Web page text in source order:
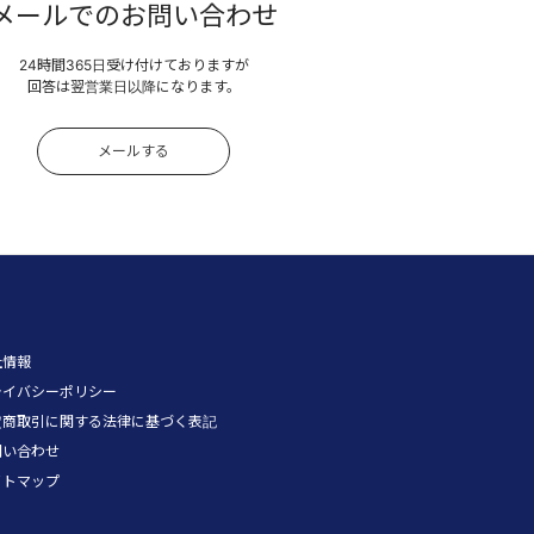
ールでのお問い合わせ
24時間365日受け付けておりますが
回答は翌営業日以降になります。
メールする
報
バシーポリシー
取引に関する法律に基づく表記
合わせ
マップ